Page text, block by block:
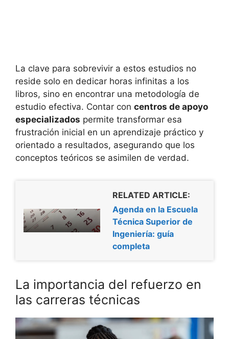
La clave para sobrevivir a estos estudios no
reside solo en dedicar horas infinitas a los
libros, sino en encontrar una metodología de
estudio efectiva. Contar con centros de apoyo
especializados permite transformar esa
frustración inicial en un aprendizaje práctico y
orientado a resultados, asegurando que los
conceptos teóricos se asimilen de verdad.
RELATED ARTICLE:
Agenda en la Escuela
Técnica Superior de
Ingeniería: guía
completa
La importancia del refuerzo en
las carreras técnicas